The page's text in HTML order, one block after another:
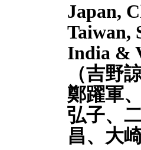
Japan,
Taiwan,
India &
（吉野
鄭躍軍
弘子、
昌、大